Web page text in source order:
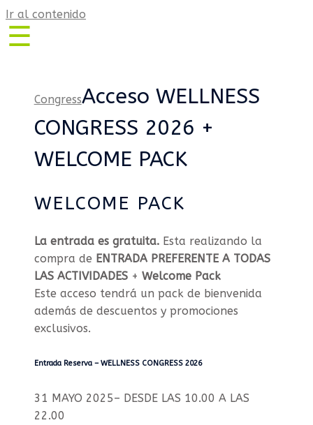
☰
Talleres
Expositores
Welcome
Entrada
Gratuita
Ir al contenido
CongressAcceso WELLNESS
CONGRESS 2026 +
WELCOME PACK
WELCOME PACK
La entrada es gratuita. Esta realizando la
compra de ENTRADA PREFERENTE A TODAS
LAS ACTIVIDADES+ Welcome Pack
Este acceso tendrá un pack de bienvenida
además de descuentos y promociones
exclusivos.
Entrada Reserva – WELLNESS CONGRESS 2026
31 MAYO 2025– DESDE LAS 10.00 A LAS
22.00